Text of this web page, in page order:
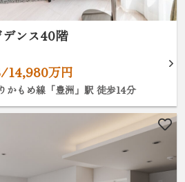
デンス40階
万円
かもめ線「豊洲」駅 徒歩14分